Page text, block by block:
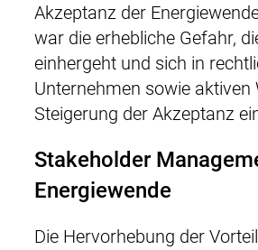
Akzeptanz der
war die erhebliche Gefahr,
einhergeht und sich in
Unternehmen sowie
Steigerung der Akzeptanz
Stakeholder
Energiewende
Die Hervorhebung der